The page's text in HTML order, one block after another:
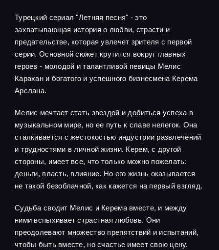
Турецкий сериал "Летняя песня" - это
захватывающая история о любви, страсти и
предательстве, которая увлечет зрителя с первой
серии. Основной сюжет крутится вокруг главных
героев - молодой и талантливой певицы Мелис
Карахан и богатого и успешного бизнесмена Керема
Арслана.
Мелис мечтает стать звездой и добиться успеха в
музыкальном мире, но ее путь к славе нелегок. Она
сталкивается с жестокостью индустрии развлечений
и трудностями в личной жизни. Керем, с другой
стороны, имеет все, что только можно пожелать:
деньги, власть, влияние. Но его жизнь оказывается
не такой безоблачной, как кажется на первый взгляд.
Судьба сводит Мелис и Керема вместе, и между
ними вспыхивает страстная любовь. Они
преодолевают множество препятствий и испытаний,
чтобы быть вместе, но счастье имеет свою цену.